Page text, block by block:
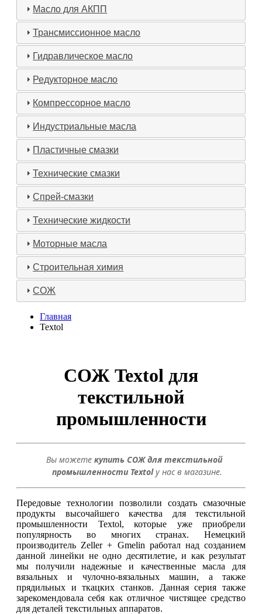
Масло для АКПП
Трансмиссионное масло
Гидравлическое масло
Редукторное масло
Компрессорное масло
Индустриальные масла
Пластичные смазки
Технические смазки
Спрей-смазки
Технические жидкости
Моторные масла
Строительная химия
СОЖ
Главная
Textol
СОЖ Textol для
текстильной
промышленности
Вы можете купить СОЖ для текстильной
промышленности Textol у нас в магазине.
Передовые технологии позволили создать смазочные
продукты высочайшего качества для текстильной
промышленности Textol, которые уже приобрели
популярность во многих странах. Немецкий
производитель Zeller + Gmelin работал над созданием
данной линейки не одно десятилетие, и как результат
мы получили надежные и качественные масла для
вязальных и чулочно-вязальных машин, а также
прядильных и ткацких станков. Данная серия также
зарекомендовала себя как отличное чистящее средство
для деталей текстильных аппаратов.